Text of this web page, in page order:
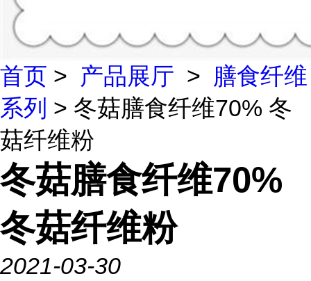
首页 > 产品展厅 > 膳食纤维
系列 > 冬菇膳食纤维70% 冬
菇纤维粉
冬菇膳食纤维70%
冬菇纤维粉
2021-03-30